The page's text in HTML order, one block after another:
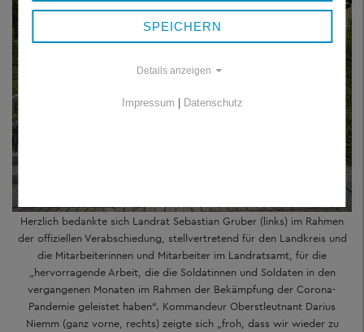
Herzlich bedankte sich Landrat Sebastian Gruber (links) im Rahmen
der offiziellen Verabschiedung, stellvertretend für den Landkreis und
die Mitarbeiterinnen und Mitarbeiter im Landratsamt, für die
„hervorragende Arbeit, die die Soldatinnen und Soldaten in den
vergangenen Monaten im Rahmen der Bekämpfung der Corona-
Pandemie geleistet haben“. Kommandeur Oberstleutnant Darius
Niemm (ganz vorne, rechts) zeigte sich „froh, dass wir wieder zu
SPEICHERN
Details anzeigen
Impressum Datenschutz